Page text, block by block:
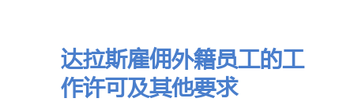
达拉斯雇佣外籍员工的工
作许可及其他要求